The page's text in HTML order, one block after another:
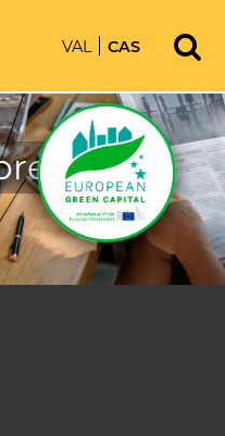
VAL CAS